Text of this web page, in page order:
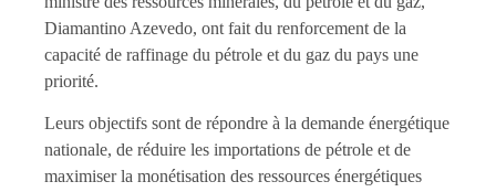
Diamantino Azevedo, ont fait du renforcement de la
capacité de raffinage du pétrole et du gaz du pays une
priorité.
Leurs objectifs sont de répondre à la demande énergétique
nationale, de réduire les importations de pétrole et de
maximiser la monétisation des ressources énergétiques